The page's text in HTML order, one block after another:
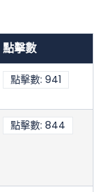
點擊數
點擊數: 941
點擊數: 844